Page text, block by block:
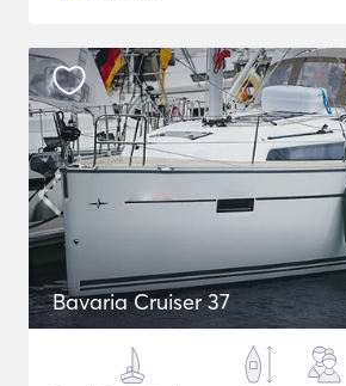
Bavaria Cruiser 37